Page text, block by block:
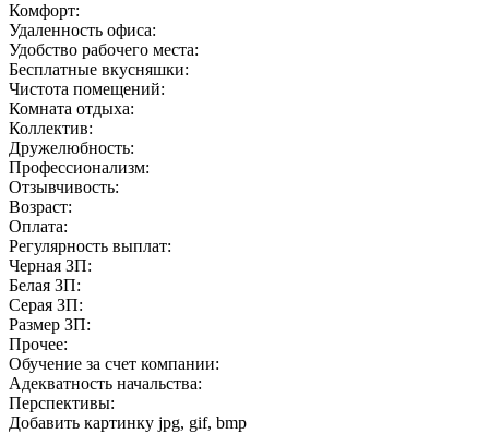
Комфорт:
Удаленность офиса:
Удобство рабочего места:
Бесплатные вкусняшки:
Чистота помещений:
Комната отдыха:
Коллектив:
Дружелюбность:
Профессионализм:
Отзывчивость:
Возраст:
Оплата:
Регулярность выплат:
Черная ЗП:
Белая ЗП:
Серая ЗП:
Размер ЗП:
Прочее:
Обучение за счет компании:
Адекватность начальства:
Перспективы:
Добавить картинку jpg, gif, bmp